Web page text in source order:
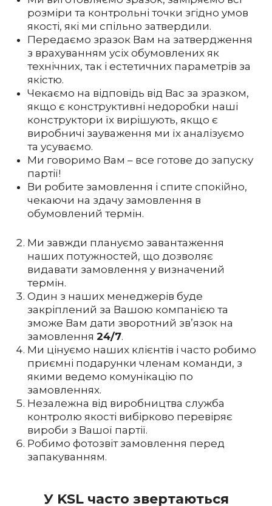
розміри та контрольні точки згідно умов
якості, які ми спільно затвердили.
Передаємо зразок Вам на затвердження
з врахуванням усіх обумовлених як
технічних, так і естетичних параметрів за
якістю.
Чекаємо на відповідь від Вас за зразком,
якщо є конструктивні недоробки наші
конструктори їх вирішують, якщо є
виробничі зауваження ми їх аналізуємо
та усуваємо.
Ми говоримо Вам – все готове до запуску
партії!
Ви робите замовлення і спите спокійно,
чекаючи на здачу замовлення в
обумовлений термін.
Ми завжди плануємо завантаження
наших потужностей, що дозволяє
видавати замовлення у визначений
термін.
Один з наших менеджерів буде
закріплений за Вашою компанією та
зможе Вам дати зворотний зв’язок на
замовлення 24/7.
Ми цінуємо наших клієнтів і часто робимо
приємні подарунки членам команди, з
якими ведемо комунікацію по
замовленнях.
Незалежна від виробництва служба
контролю якості вибірково перевіряє
вироби з Вашої партії.
Робимо фотозвіт замовлення перед
запакуванням.
У KSL часто звертаються